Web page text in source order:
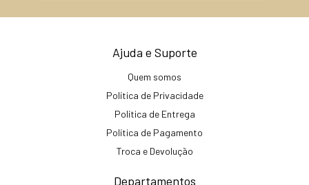
Ajuda e Suporte
Quem somos
Política de Privacidade
Política de Entrega
Política de Pagamento
Troca e Devolução
Departamentos